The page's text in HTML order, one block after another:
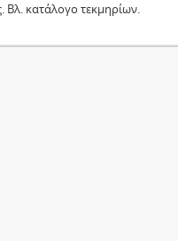
Βλ. κατάλογο τεκμηρίων.